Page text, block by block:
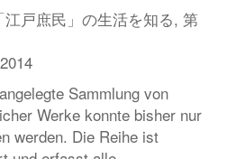
戸庶民」の生活を知る, 第
Sammlung von
Werke konnte bisher nur
werden. Die Reihe ist